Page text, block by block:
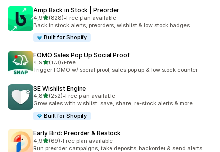
Amp Back in Stock | Preorder
4,95 yıldız üzerinden
(828)
toplam 828 değerlendirme
•Free plan available
Back in stock alerts, preorders, wishlist & low stock badges
Built for Shopify
FOMO Sales Pop Up Social Proof
4,95 yıldız üzerinden
(173)
toplam 173 değerlendirme
•Free
Trigger FOMO w/ social proof, sales pop up & low stock counter
SE Wishlist Engine
4,85 yıldız üzerinden
(252)
toplam 252 değerlendirme
•Free plan available
Grow sales with wishlist: save, share, re-stock alerts & more.
Built for Shopify
Early Bird: Preorder & Restock
4,95 yıldız üzerinden
(69)
toplam 69 değerlendirme
•Free plan available
Run preorder campaigns, take deposits, backorder & send alerts